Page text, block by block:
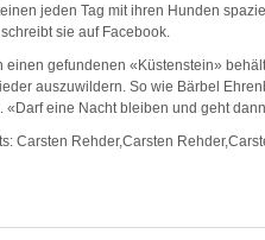
jeden Tag mit ihren Hunden
sie auf Facebook.
einen gefundenen «Küstenstein»
auszuwildern. So wie Bärbel
«Darf eine Nacht bleiben und geht
Carsten Rehder,Carsten